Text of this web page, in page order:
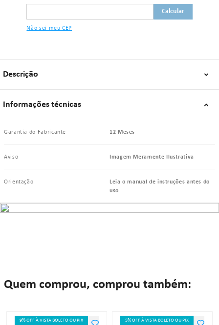
Dimensões de 286mm x 148mm;
Não sei meu CEP
Descrição
Informações técnicas
Garantia do Fabricante 12 Meses
Aviso Imagem Meramente Ilustrativa
Orientação
Leia o manual de instruções antes do
uso
Quem comprou, comprou também:
9% OFF À VISTA BOLETO OU PIX 5% OFF À VISTA BOLETO OU PIX